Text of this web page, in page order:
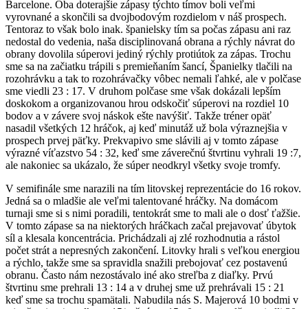
Barcelone. Oba doterajšie zápasy týchto tímov boli veľmi
vyrovnané a skončili sa dvojbodovým rozdielom v náš prospech.
Tentoraz to však bolo inak. španielsky tím sa počas zápasu ani raz
nedostal do vedenia, naša disciplinovaná obrana a rýchly návrat do
obrany dovolila súperovi jediný rýchly protiútok za zápas. Trochu
sme sa na začiatku trápili s premieňaním šancí, Španielky tlačili na
rozohrávku a tak to rozohrávačky vôbec nemali ľahké, ale v polčase
sme viedli 23 : 17. V druhom polčase sme však dokázali lepším
doskokom a organizovanou hrou odskočiť súperovi na rozdiel 10
bodov a v závere svoj náskok ešte navýšiť. Takže tréner opäť
nasadil všetkých 12 hráčok, aj keď minutáž už bola výraznejšia v
prospech prvej päťky. Prekvapivo sme slávili aj v tomto zápase
výrazné víťazstvo 54 : 32, keď sme záverečnú štvrtinu vyhrali 19 :7,
ale nakoniec sa ukázalo, že súper neodkryl všetky svoje tromfy.
V semifinále sme narazili na tím litovskej reprezentácie do 16 rokov.
Jedná sa o mladšie ale veľmi talentované hráčky. Na domácom
turnaji sme si s nimi poradili, tentokrát sme to mali ale o dosť ťažšie.
V tomto zápase sa na niektorých hráčkach začal prejavovať úbytok
síl a klesala koncentrácia. Prichádzali aj zlé rozhodnutia a rástol
počet strát a nepresných zakončení. Litovky hrali s veľkou energiou
a rýchlo, takže sme sa spravidla snažili prebojovať cez postavenú
obranu. Často nám nezostávalo iné ako streľba z diaľky. Prvú
štvrtinu sme prehrali 13 : 14 a v druhej sme už prehrávali 15 : 21
keď sme sa trochu spamätali. Nabudila nás S. Majerová 10 bodmi v